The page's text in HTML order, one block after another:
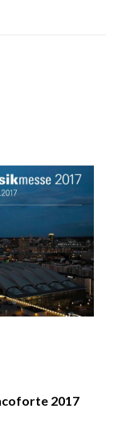
2017